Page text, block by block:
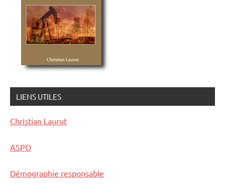
LIENS UTILES
Christian Laurut
ASPO
Démographie responsable